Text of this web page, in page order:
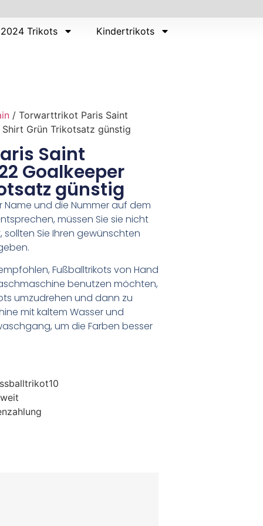
Trikots Kindertrikots
/ Torwarttrikot Paris Saint
Grün Trikotsatz günstig
Saint
Goalkeeper
günstig
Name und die Nummer auf dem
müssen Sie sie nicht
Sie Ihren gewünschten
Fußballtrikots von Hand
benutzen möchten,
umzudrehen und dann zu
mit kaltem Wasser und
um die Farben besser